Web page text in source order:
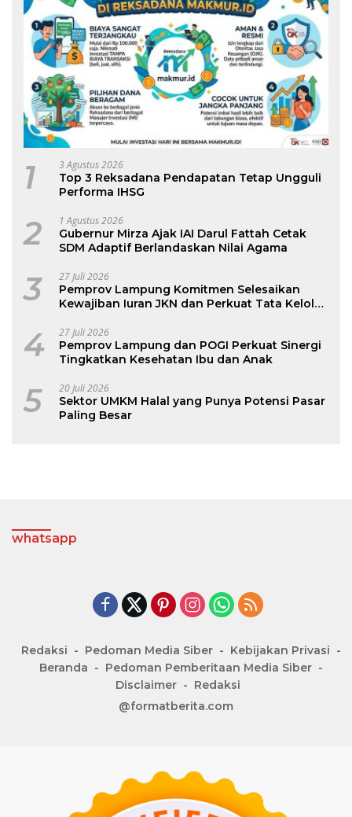
1 3 Agustus 2026
Top 3 Reksadana Pendapatan Tetap Ungguli
Performa IHSG
2 1 Agustus 2026
Gubernur Mirza Ajak IAI Darul Fattah Cetak
SDM Adaptif Berlandaskan Nilai Agama
3 27 Juli 2026
Pemprov Lampung Komitmen Selesaikan
Kewajiban Iuran JKN dan Perkuat Tata Kelola
4 27 Juli 2026
Pemprov Lampung dan POGI Perkuat Sinergi
Tingkatkan Kesehatan Ibu dan Anak
5 20 Juli 2026
Sektor UMKM Halal yang Punya Potensi Pasar
Paling Besar
whatsapp
Redaksi Pedoman Media Siber
Kebijakan Privasi
Beranda
Pedoman Pemberitaan Media Siber
Disclaimer
Redaksi
@formatberita.com